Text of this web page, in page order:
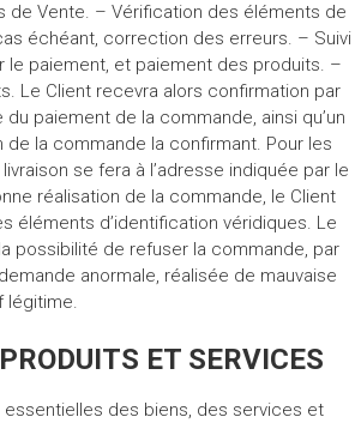
de Vente. – Vérification des éléments de
échéant, correction des erreurs. – Suivi
le paiement, et paiement des produits. –
Le Client recevra alors confirmation par
paiement de la commande, ainsi qu’un
la commande la confirmant. Pour les
se fera à l’adresse indiquée par le
réalisation de la commande, le Client
éléments d’identification véridiques. Le
possibilité de refuser la commande, par
anormale, réalisée de mauvaise
légitime.
ET SERVICES
des biens, des services et